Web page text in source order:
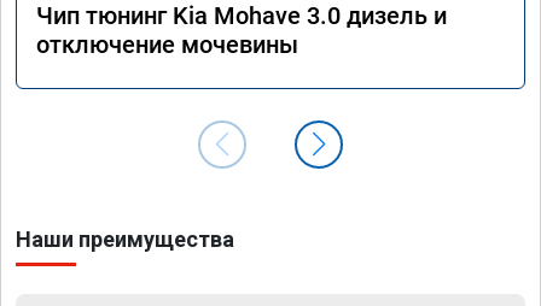
Чип тюнинг Kia Mohave 3.0 дизель и
отключение мочевины
Наши преимущества